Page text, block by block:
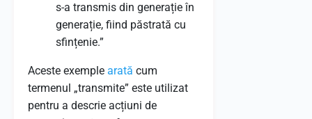
s-a transmis din generație în
generație, fiind păstrată cu
sfințenie.”
Aceste exemple arată cum
termenul „transmite” este utilizat
pentru a descrie acțiuni de